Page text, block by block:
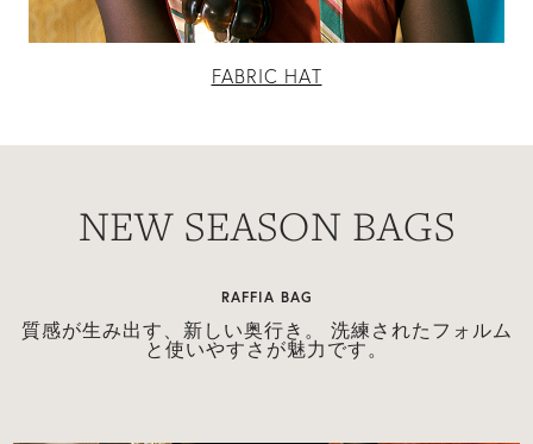
FABRIC HAT
NEW SEASON BAGS
RAFFIA BAG
質感が生み出す、新しい奥行き。 洗練されたフォルム
と使いやすさが魅力です。